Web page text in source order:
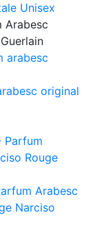
Unisex
Arabesc
original
Arabesc
Narciso